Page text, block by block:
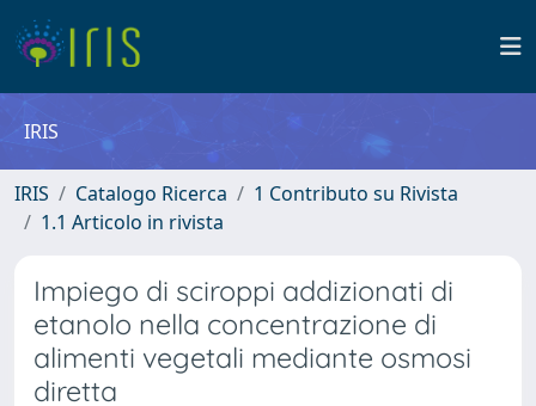
IRIS
IRIS Catalogo Ricerca
1 Contributo su Rivista
1.1 Articolo in rivista
Impiego di sciroppi addizionati di
etanolo nella concentrazione di
alimenti vegetali mediante osmosi
diretta